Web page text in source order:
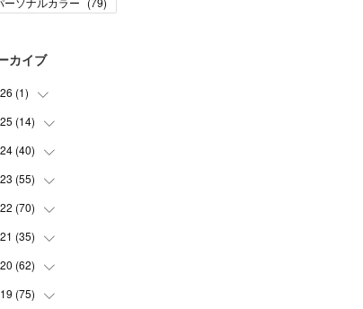
カイブ
(1)
(1
(14)
(10
)
(1
(1
(2
(40)
(1
(1
(3
(2
(7
(55)
(2
(4
(3
(3
(70)
(7
(11
)
(8
(35)
(5
(7
(62)
(6
(75)